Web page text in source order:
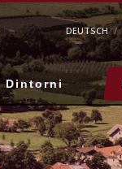
DEUTSCH
Dintorni